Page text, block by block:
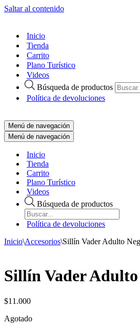
Saltar al contenido
Inicio
Tienda
Carrito
Plano Turístico
Videos
Búsqueda de productos
Política de devoluciones
Menú de navegación
Menú de navegación
Inicio
Tienda
Carrito
Plano Turístico
Videos
Búsqueda de productos
Política de devoluciones
Inicio\Accesorios\Sillín Vader Adulto
Sillín Vader
$11.000
Agotado